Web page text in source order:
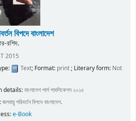
বিপদে বাংলাদেশ
রশিদ.
2015
Text; Format: print; Literary form: Not
details:বাংলাদেশপার্ল পাবলিকেশন ২০১৫
জলবায়ু পরিবর্তন বিপদে বাংলাদেশ.
e-Book